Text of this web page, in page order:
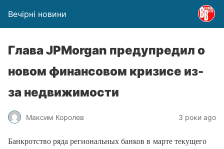
Вечірні новини
Глава JPMorgan предупредил о
новом финансовом кризисе из-
за недвижимости
Максим Королев 3 роки ago
Банкротство ряда региональных банков в марте текущего